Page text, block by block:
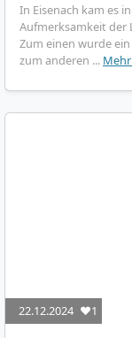
In Eisenach kam es
Aufmerksamkeit der
Zum einen wurde
zum anderen ...
22.12.2024 ❤️1